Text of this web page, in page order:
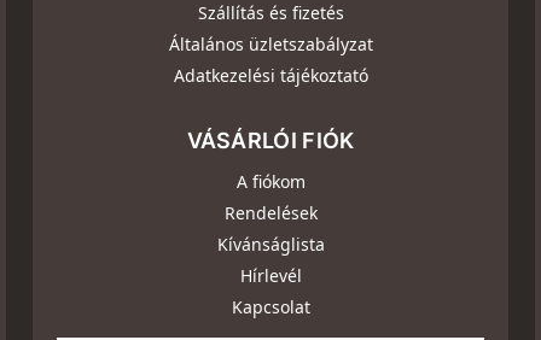
Szállítás és fizetés
Általános üzletszabályzat
Adatkezelési tájékoztató
VÁSÁRLÓI FIÓK
A fiókom
Rendelések
Kívánságlista
Hírlevél
Kapcsolat